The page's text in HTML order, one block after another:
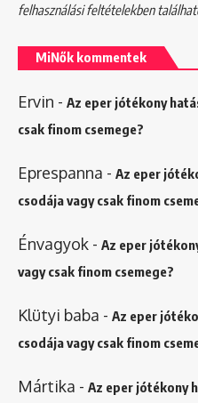
felhasználási feltételekben
MiNők kommentek
Ervin - Az eper jótékony
csak finom csemege?
Eprespanna - Az eper
csodája vagy csak finom
Énvagyok - Az eper
vagy csak finom csemege?
Klütyi baba - Az eper
csodája vagy csak finom
Mártika - Az eper jótékony